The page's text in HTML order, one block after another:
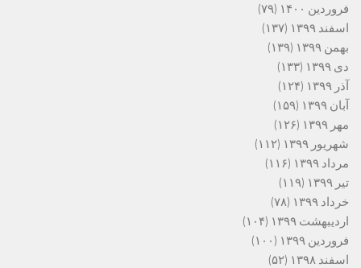
فروردین ۱۴۰۰
(۷۹)
اسفند ۱۳۹۹
(۱۳۷)
بهمن ۱۳۹۹
(۱۳۹)
دی ۱۳۹۹
(۱۳۳)
آذر ۱۳۹۹
(۱۲۴)
آبان ۱۳۹۹
(۱۵۹)
مهر ۱۳۹۹
(۱۲۶)
شهریور ۱۳۹۹
(۱۱۲)
مرداد ۱۳۹۹
(۱۱۶)
تیر ۱۳۹۹
(۱۱۹)
خرداد ۱۳۹۹
(۷۸)
اردیبهشت ۱۳۹۹
(۱۰۴)
فروردین ۱۳۹۹
(۱۰۰)
اسفند ۱۳۹۸
(۵۲)